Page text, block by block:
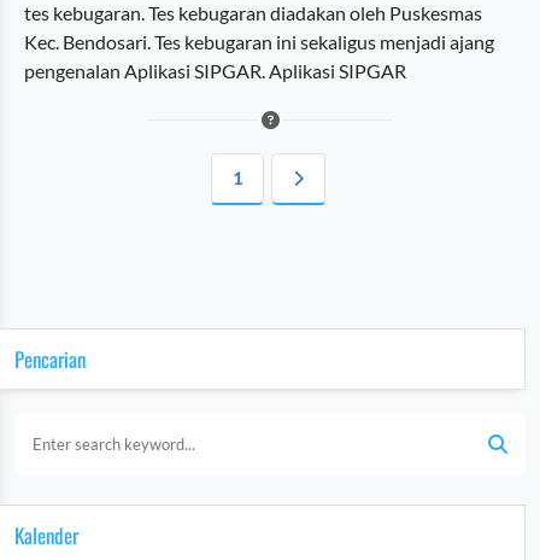
tes kebugaran. Tes kebugaran diadakan oleh Puskesmas
Kec. Bendosari. Tes kebugaran ini sekaligus menjadi ajang
pengenalan Aplikasi SIPGAR. Aplikasi SIPGAR
1
Pencarian
Kalender